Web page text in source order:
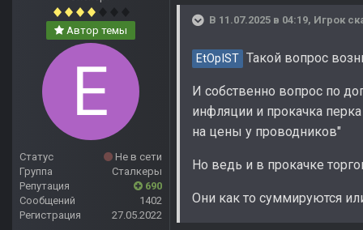
Автор темы
Статус
Не в сети
Группа
Сталкеры
Репутация
690
Сообщений
1402
Регистрация
27.05.2022
В 11.07.2025 в 04:19, Игрок
EtOpIST Такой вопрос
И собственно вопрос по
инфляции и прокачка
на цены у проводников"
Но ведь и в прокачке
Они как то суммируются